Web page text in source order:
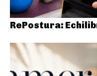
RePostura: